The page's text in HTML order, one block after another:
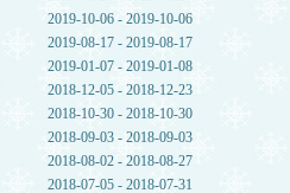
2019-10-06 - 2019-10-06
2019-08-17 - 2019-08-17
2019-01-07 - 2019-01-08
2018-12-05 - 2018-12-23
2018-10-30 - 2018-10-30
2018-09-03 - 2018-09-03
2018-08-02 - 2018-08-27
2018-07-05 - 2018-07-31